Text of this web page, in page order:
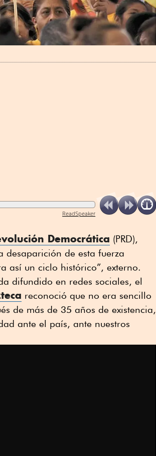
ReadSpeaker
Democrática (PRD),
desaparición de esta fuerza
así un ciclo histórico”, externo.
difundido en redes sociales, el
reconoció que no era sencillo
de más de 35 años de existencia,
ante el país, ante nuestros